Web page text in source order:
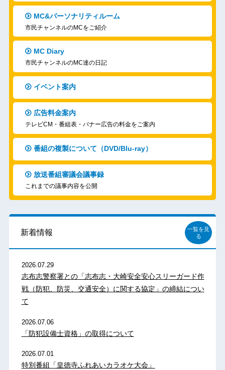
MC&パーソナリティルーム
市民チャンネルのMCをご紹介
MC Diary
市民チャンネルのMC達の日記
イベント案内
広告料金案内
テレビCM・番組表・バナー広告の料金をご案内
番組の複製について（DVD/Blu-ray）
放送番組審議会議事録
これまでの議事内容を公開
新着情報
一覧を見
る
2026.07.29
志布志警察署との「志布志・大崎安全安心スリーガード作
戦（防犯、防災、交通安全）に関する協定」の締結につい
て
2026.07.06
「防犯設備士資格」の取得について
2026.07.01
特別番組「皇徳寺ふれあいカラオケ大会」